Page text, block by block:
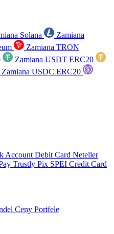
Solana
Zamiana
Zamiana TRON
Zamiana USDT ERC20
Zamiana USDC ERC20
Account Debit Card Neteller
Trustly Pix SPEI Credit Card
Ceny Portfele